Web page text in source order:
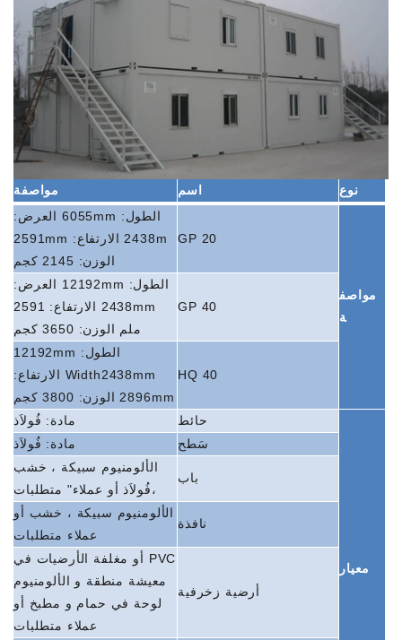
نوع اسم مواصفة
مواصف
ة
20 GP
الطول: 6055mm
العرض:
2438m الارتفاع: 2591mm
الوزن: 2145 كجم
40 GP
الطول: 12192mm
العرض:
2438mm
الارتفاع: 2591
ملم الوزن: 3650 كجم
40 HQ
الطول: 12192mm
Width2438mm الارتفاع:
2896mm الوزن: 3800 كجم
معيار
حائط مادة: فُولاَذ
سَطح
مادة: فُولاَذ
باب
الألومنيوم سبيكة ، خشب
،فُولاَذ أو عملاء" متطلبات
نافذة
الألومنيوم سبيكة ، خشب أو
عملاء متطلبات
أرضية زخرفية
PVC أو مغلفة الأرضيات في
معيشة منطقة و الألومنيوم
لوحة في حمام و مطبخ أو
عملاء متطلبات